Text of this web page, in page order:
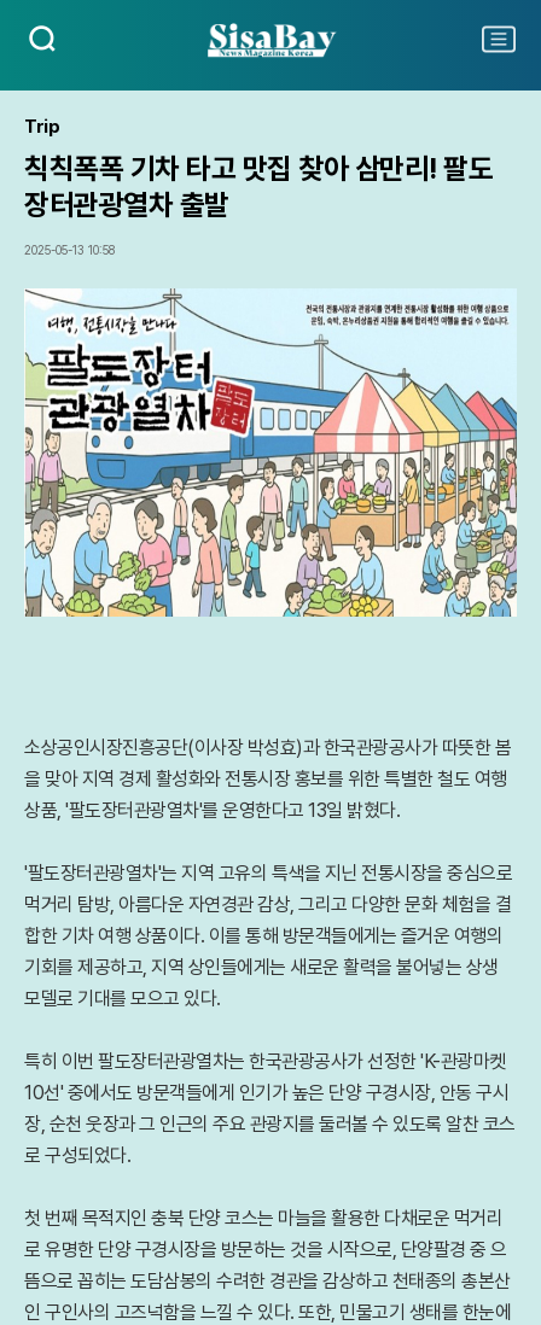
검
주
서
Trip
칙칙폭폭 기차 타고 맛집 찾아 삼만리! 팔도
장터관광열차 출발
2025-05-13 10:58
소상공인시장진흥공단(이사장 박성효)과 한국관광공사가 따뜻한 봄
을 맞아 지역 경제 활성화와 전통시장 홍보를 위한 특별한 철도 여행
상품, '팔도장터관광열차'를 운영한다고 13일 밝혔다.
'팔도장터관광열차'는 지역 고유의 특색을 지닌 전통시장을 중심으로
먹거리 탐방, 아름다운 자연경관 감상, 그리고 다양한 문화 체험을 결
합한 기차 여행 상품이다. 이를 통해 방문객들에게는 즐거운 여행의
기회를 제공하고, 지역 상인들에게는 새로운 활력을 불어넣는 상생
모델로 기대를 모으고 있다.
특히 이번 팔도장터관광열차는 한국관광공사가 선정한 'K-관광마켓
10선' 중에서도 방문객들에게 인기가 높은 단양 구경시장, 안동 구시
장, 순천 웃장과 그 인근의 주요 관광지를 둘러볼 수 있도록 알찬 코스
로 구성되었다.
첫 번째 목적지인 충북 단양 코스는 마늘을 활용한 다채로운 먹거리
로 유명한 단양 구경시장을 방문하는 것을 시작으로, 단양팔경 중 으
뜸으로 꼽히는 도담삼봉의 수려한 경관을 감상하고 천태종의 총본산
인 구인사의 고즈넉함을 느낄 수 있다. 또한, 민물고기 생태를 한눈에